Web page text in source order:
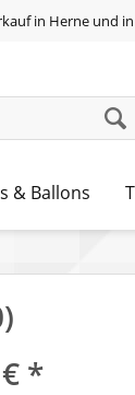
in Herne und
& Ballons
*